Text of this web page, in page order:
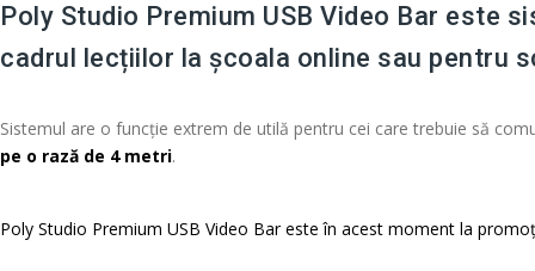
Poly Studio Premium USB Video Bar este
cadrul lecțiilor la școala online sau pentru
Sistemul are o funcție extrem de utilă pentru cei care trebuie să
pe o rază de 4 metri.
Poly Studio Premium USB Video Bar este în acest moment la